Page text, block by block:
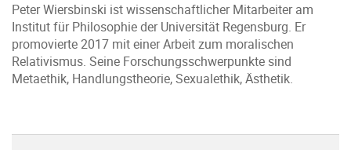
Peter Wiersbinski ist wissenschaftlicher Mitarbeiter am
Institut für Philosophie der Universität Regensburg. Er
promovierte 2017 mit einer Arbeit zum moralischen
Relativismus. Seine Forschungsschwerpunkte sind
Metaethik, Handlungstheorie, Sexualethik, Ästhetik.